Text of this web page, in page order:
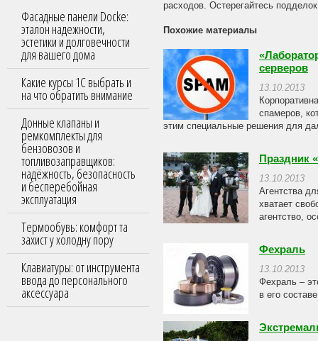
Фасадные панели Docke:
эталон надежности,
эстетики и долговечности
для вашего дома
Какие курсы 1С выбрать и
на что обратить внимание
Донные клапаны и
ремкомплекты для
бензовозов и
топливозаправщиков:
надёжность, безопасность
и бесперебойная
эксплуатация
Термообувь: комфорт та
захист у холодну пору
Клавиатуры: от инструмента
ввода до персонального
аксессуара
расходов. Остерегайтесь
Похожие материалы
серверов
13.10.2013
спамеров,
этим специальные решения для
Праздник
13.10.2013
Агентства
хватает
агентство,
Фехраль
13.10.2013
Фехраль –
в его